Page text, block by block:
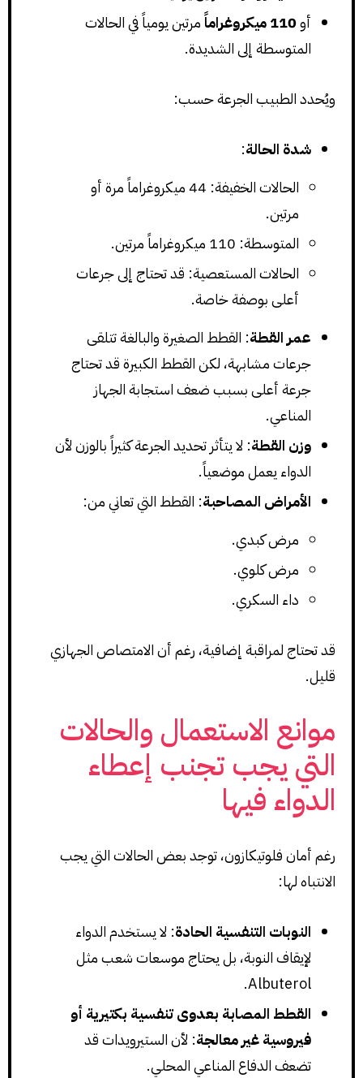
أو110 ميكروغراماً
مرتين يومياً في الحالات
المتوسطة إلى الشديدة.
ويُحدد الطبيب الجرعة حسب:
شدة الحالة:
الحالات الخفيفة: 44 ميكروغراماً مرة أو
مرتين.
المتوسطة: 110 ميكروغراماً مرتين.
الحالات المستعصية: قد تحتاج إلى جرعات
أعلى بوصفة خاصة.
عمر القطة: القطط الصغيرة والبالغة تتلقى
جرعات مشابهة، لكن القطط الكبيرة قد تحتاج
جرعة أعلى بسبب ضعف استجابة الجهاز
المناعي.
وزن القطة: لا يتأثر تحديد الجرعة كثيراً بالوزن لأن
الدواء يعمل موضعياً.
الأمراض المصاحبة: القطط التي تعاني من:
مرض كبدي.
مرض كلوي.
داء السكري.
قد تحتاج لمراقبة إضافية، رغم أن الامتصاص الجهازي
قليل.
موانع الاستعمال والحالات
التي يجب تجنب إعطاء
الدواء فيها
رغم أمان فلوتيكازون، توجد بعض الحالات التي يجب
الانتباه لها:
النوبات التنفسية الحادة: لا يستخدم الدواء
لإيقاف النوبة، بل يحتاج موسعات شعب مثل
Albuterol.
القطط المصابة بعدوى تنفسية بكتيرية أو
فيروسية غير معالجة: لأن الستيرويدات قد
تضعف الدفاع المناعي المحلي.